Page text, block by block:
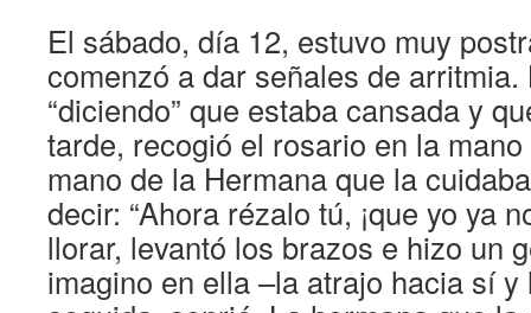
El sábado, día 12, estuvo muy
comenzó a dar señales de arritmia.
“diciendo” que estaba cansada y
tarde, recogió el rosario en la
mano de la Hermana que la
decir: “Ahora rézalo tú, ¡que yo ya
llorar, levantó los brazos e hizo un
imagino en ella –la atrajo hacia sí